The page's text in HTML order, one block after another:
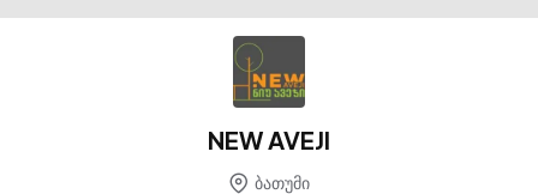
NEW AVEJI
ბათუმი